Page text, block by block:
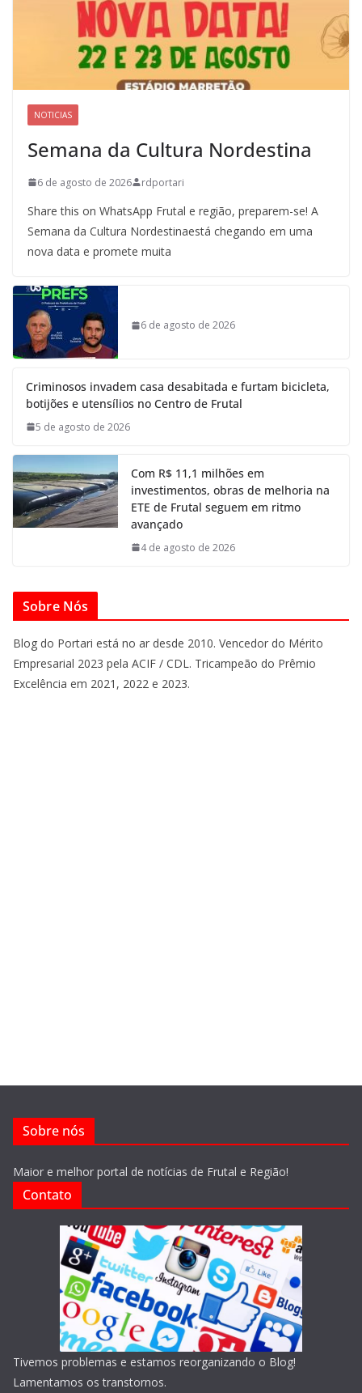
NOTICIAS
Semana da Cultura Nordestina
6 de agosto de 2026 rdportari
Share this on WhatsApp Frutal e região, preparem-se! A
Semana da Cultura Nordestinaestá chegando em uma
nova data e promete muita
6 de agosto de 2026
Criminosos invadem casa desabitada e furtam bicicleta,
botijões e utensílios no Centro de Frutal
5 de agosto de 2026
Com R$ 11,1 milhões em
investimentos, obras de melhoria na
ETE de Frutal seguem em ritmo
avançado
4 de agosto de 2026
Sobre Nós
Blog do Portari está no ar desde 2010. Vencedor do Mérito
Empresarial 2023 pela ACIF / CDL. Tricampeão do Prêmio
Excelência em 2021, 2022 e 2023.
Sobre nós
Maior e melhor portal de notícias de Frutal e Região!
Contato
Tivemos problemas e estamos reorganizando o Blog!
Lamentamos os transtornos.